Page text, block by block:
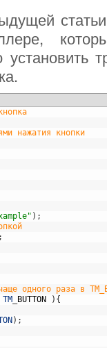
нажатия кнопки
) ;
;
одного раза в
TM BUTTON ) {
) ;